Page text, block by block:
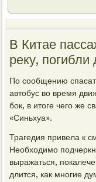
В Китае
реку, погибли
По сообщению
автобус во время
бок, в итоге чего же
«Синьхуа».
Трагедия привела к
Необходимо
выражаться,
длится, как многие